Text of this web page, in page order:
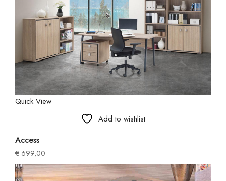
Quick View
Add to wishlist
Access
€ 699,00